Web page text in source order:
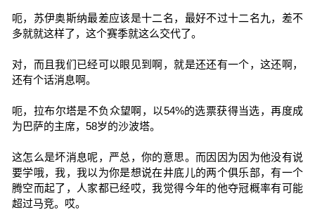
呃，苏伊奥斯纳最差应该是十二名，最好不过十二名九，差不
多就就这样了，这个赛季就这么交代了。
对，而且我们已经可以眼见到啊，就是还还有一个，这还啊，
还有个话消息啊。
呃，拉布尔塔是不负众望啊，以54%的选票获得当选，再度成
为巴萨的主席，58岁的沙波塔。
这怎么是坏消息呢，严总，你的意思。而因因为因为他没有说
要学哦，我，我以为你是想说在井底儿的两个俱乐部，有一个
腾空而起了，人家都已经哎，我觉得今年的他夺冠概率有可能
超过马竞。哎。